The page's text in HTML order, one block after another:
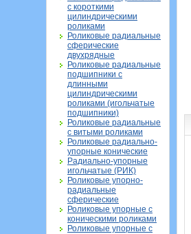
с короткими
цилиндрическими
роликами
Роликовые радиальные
сферические
двухрядные
Роликовые радиальные
подшипники с
длинными
цилиндрическими
роликами (игольчатые
подшипники)
Роликовые радиальные
с витыми роликами
Роликовые радиально-
упорные конические
Радиально-упорные
игольчатые (РИК)
Роликовые упорно-
радиальные
сферические
Роликовые упорные с
коническими роликами
Роликовые упорные с